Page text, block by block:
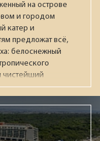
на острове
и городом
катер и
предложат всё,
белоснежный
чистейший
морской
парк
в 2003 году